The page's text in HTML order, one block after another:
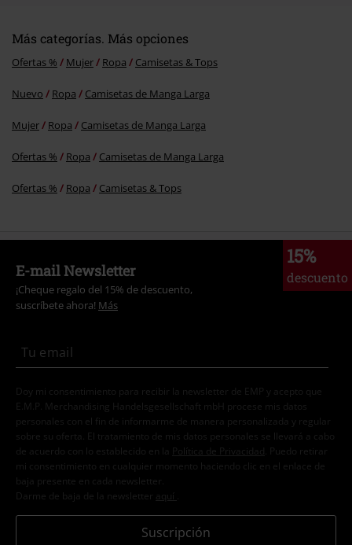
Más categorías. Más opciones
Ofertas % Mujer Ropa Camisetas & Tops
Nuevo Ropa Camisetas de Manga Larga
Mujer Ropa Camisetas de Manga Larga
Ofertas % Ropa Camisetas de Manga Larga
Ofertas % Ropa Camisetas & Tops
15%
descuento
E-mail Newsletter
¡Cheque regalo del 15% de descuento,
suscríbete ahora! Más
Doy mi consentimiento para recibir la newsletter de EMP y acepto que
E.M.P. Merchandising Handelsgesellschaft mbH procese mis datos
personales con el fin de informarme de manera personalizada y regular
sobre su oferta. El tratamiento de mis datos personales se llevará a cabo
de acuerdo con lo establecido en la
Política de Privacidad . Puedo retirar
mi consentimiento en cualquier momento haciendo clic en el enlace de
baja presente en cada newsletter.
Darme de baja de la newsletter
aquí
Suscripción